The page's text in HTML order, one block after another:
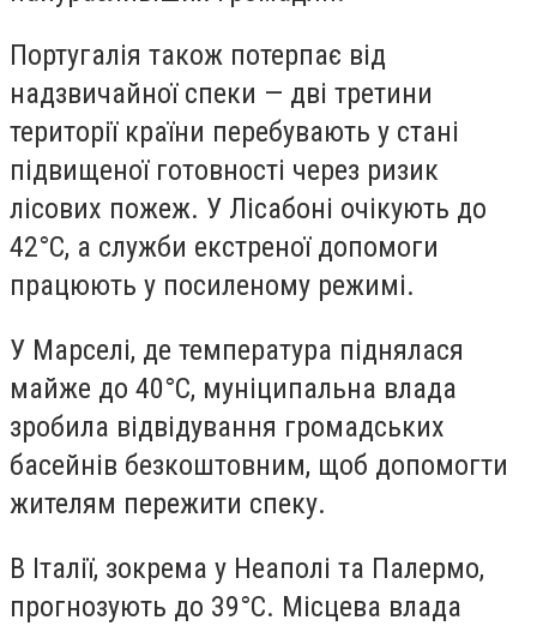
Португалія також потерпає від
надзвичайної спеки — дві третини
території країни перебувають у стані
підвищеної готовності через ризик
лісових пожеж. У Лісабоні очікують до
42°C, а служби екстреної допомоги
працюють у посиленому режимі.
У Марселі, де температура піднялася
майже до 40°C, муніципальна влада
зробила відвідування громадських
басейнів безкоштовним, щоб допомогти
жителям пережити спеку.
В Італії, зокрема у Неаполі та Палермо,
прогнозують до 39°C. Місцева влада